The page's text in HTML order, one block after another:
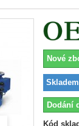
Nové
Dodání
Kód